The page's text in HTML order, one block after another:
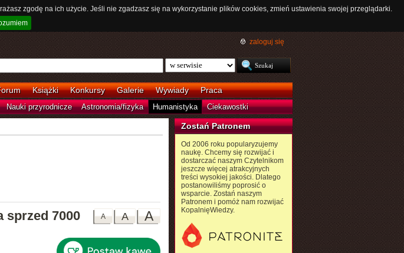
zgodę na ich użycie. Jeśli nie zgadzasz się na wykorzystanie plików cookies, zmień ustawienia swojej przeglądarki.
zaloguj się
Książki Konkursy Galerie Wywiady Praca
Nauki przyrodnicze Astronomia/fizyka Humanistyka Ciekawostki
A
A
A
sprzed 7000
Zostań Patronem
Od 2006 roku popularyzujemy
naukę. Chcemy się rozwijać i
dostarczać naszym Czytelnikom
jeszcze więcej atrakcyjnych
treści wysokiej jakości. Dlatego
postanowiliśmy poprosić o
wsparcie. Zostań naszym
Patronem i pomóż nam rozwijać
KopalnięWiedzy.